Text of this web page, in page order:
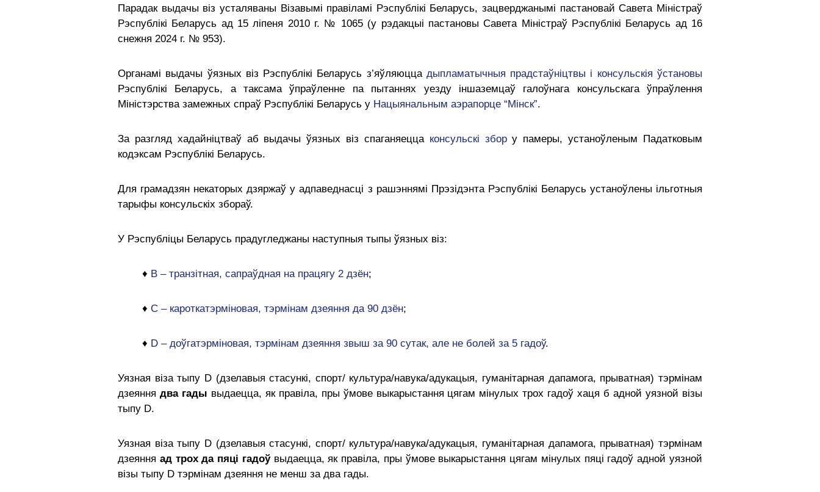
Парадак выдачы віз усталяваны Візавымі правіламі Рэспублікі Беларусь, зацверджанымі пастановай Савета Міністраў
Рэспублікі Беларусь ад 15 ліпеня 2010 г. № 1065 (у рэдакцыі пастановы Савета Міністраў Рэспублікі Беларусь ад 16
снежня 2024 г. № 953).
Органамі выдачы ўязных віз Рэспублікі Беларусь з’яўляюцца дыпламатычныя прадстаўніцтвы і консульскія ўстановы
Рэспублікі Беларусь, а таксама ўпраўленне па пытаннях уезду іншаземцаў галоўнага консульскага ўпраўлення
Міністэрства замежных спраў Рэспублікі Беларусь у Нацыянальным аэрапорце “Мінск”.
За разгляд хадайніцтваў аб выдачы ўязных віз спаганяецца консульскі збору памеры, устаноўленым Падатковым
кодэксам Рэспублікі Беларусь.
Для грамадзян некаторых дзяржаў у адпаведнасці з рашэннямі Прэзідэнта Рэспублікі Беларусь устаноўлены ільготныя
тарыфы консульскіх збораў.
У Рэспубліцы Беларусь прадугледжаны наступныя тыпы ўязных віз:
♦ B – транзітная, сапраўдная на працягу 2 дзён;
♦ C – кароткатэрміновая, тэрмінам дзеяння да 90 дзён;
♦ D – доўгатэрміновая, тэрмінам дзеяння звыш за 90 сутак, але не болей за 5 гадоў.
Уязная віза тыпу D (дзелавыя стасункі, спорт/ культура/навука/адукацыя, гуманітарная дапамога, прыватная) тэрмінам
дзеяння два гады выдаецца, як правіла, пры ўмове выкарыстання цягам мінулых трох гадоў хаця б адной уязной візы
тыпу D.
Уязная віза тыпу D (дзелавыя стасункі, спорт/ культура/навука/адукацыя, гуманітарная дапамога, прыватная) тэрмінам
дзеяння ад трох да пяці гадоўвыдаецца, як правіла, пры ўмове выкарыстання цягам мінулых пяці гадоў адной уязной
візы тыпу D тэрмінам дзеяння не менш за два гады.